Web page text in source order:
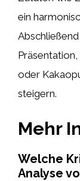
ein
oder
steigern.
Mehr
Welche
Analyse